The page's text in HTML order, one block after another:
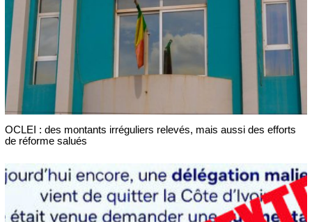
OCLEI : des montants irréguliers relevés, mais aussi des efforts
de réforme salués